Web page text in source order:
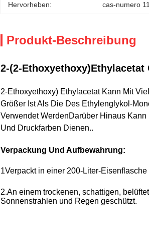
Hervorheben: cas-numero
Produkt-Beschreibung
2-(2-Ethoxyethoxy)Ethylacetat
2-Ethoxyethoxy) Ethylacetat Kann Mit
Größer Ist Als Die Des Ethylenglykol-
Verwendet WerdenDarüber Hinaus
Und Druckfarben Dienen..
Verpackung Und Aufbewahrung:
1Verpackt in einer 200-Liter-
2.An einem trockenen, schattigen,
Sonnenstrahlen und Regen geschützt.